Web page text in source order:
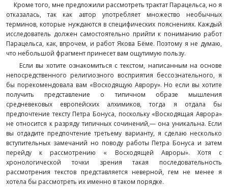
Кроме того, мне предложили рассмотреть трактат Парацельса, но я
отказалась, так как автор употребляет множество необычных
терминов, которые нуждаются в специфических пояснениях. Каждый
исследователь должен самостоятельно прийти к пониманию работ
Парацельса, как, впрочем, и работ Якова Бёме. Поэтому я не думаю,
что небольшой фрагмент принесет вам ощутимую пользу.
Если вы хотите ознакомиться с текстом, написанным на основе
непосредственного религиозного восприятия бессознательного, я
бы порекомендовала вам «Восходящую Аврору». Но если вы хотите
получить представление о типичном образе мышления
средневековых европейских алхимиков, тогда я отдала бы
предпочтение тексту Петра Бонуса, поскольку «Восходящая Аврора»
не относится к разряду типичных сочинений,— она уникальна. Если
вы отдадите предпочтение третьему варианту, я сделаю несколько
вступительных замечаний но поводу работы Петра Бонуса и затем
перейду к рассмотрению « Восходящей Авроры». Хотя с
хронологической точки зрения такая последовательность
рассмотрения текстов представляется неверной, гем не менее я
хотела бы рассмотреть их именно в таком порядке.